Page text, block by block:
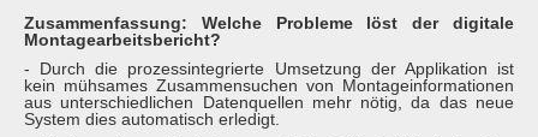
Zusammenfassung: Welche Probleme löst der digitale
Montagearbeitsbericht?
- Durch die prozessintegrierte Umsetzung der Applikation ist
kein mühsames Zusammensuchen von Montageinformationen
aus unterschiedlichen Datenquellen mehr nötig, da das neue
System dies automatisch erledigt.